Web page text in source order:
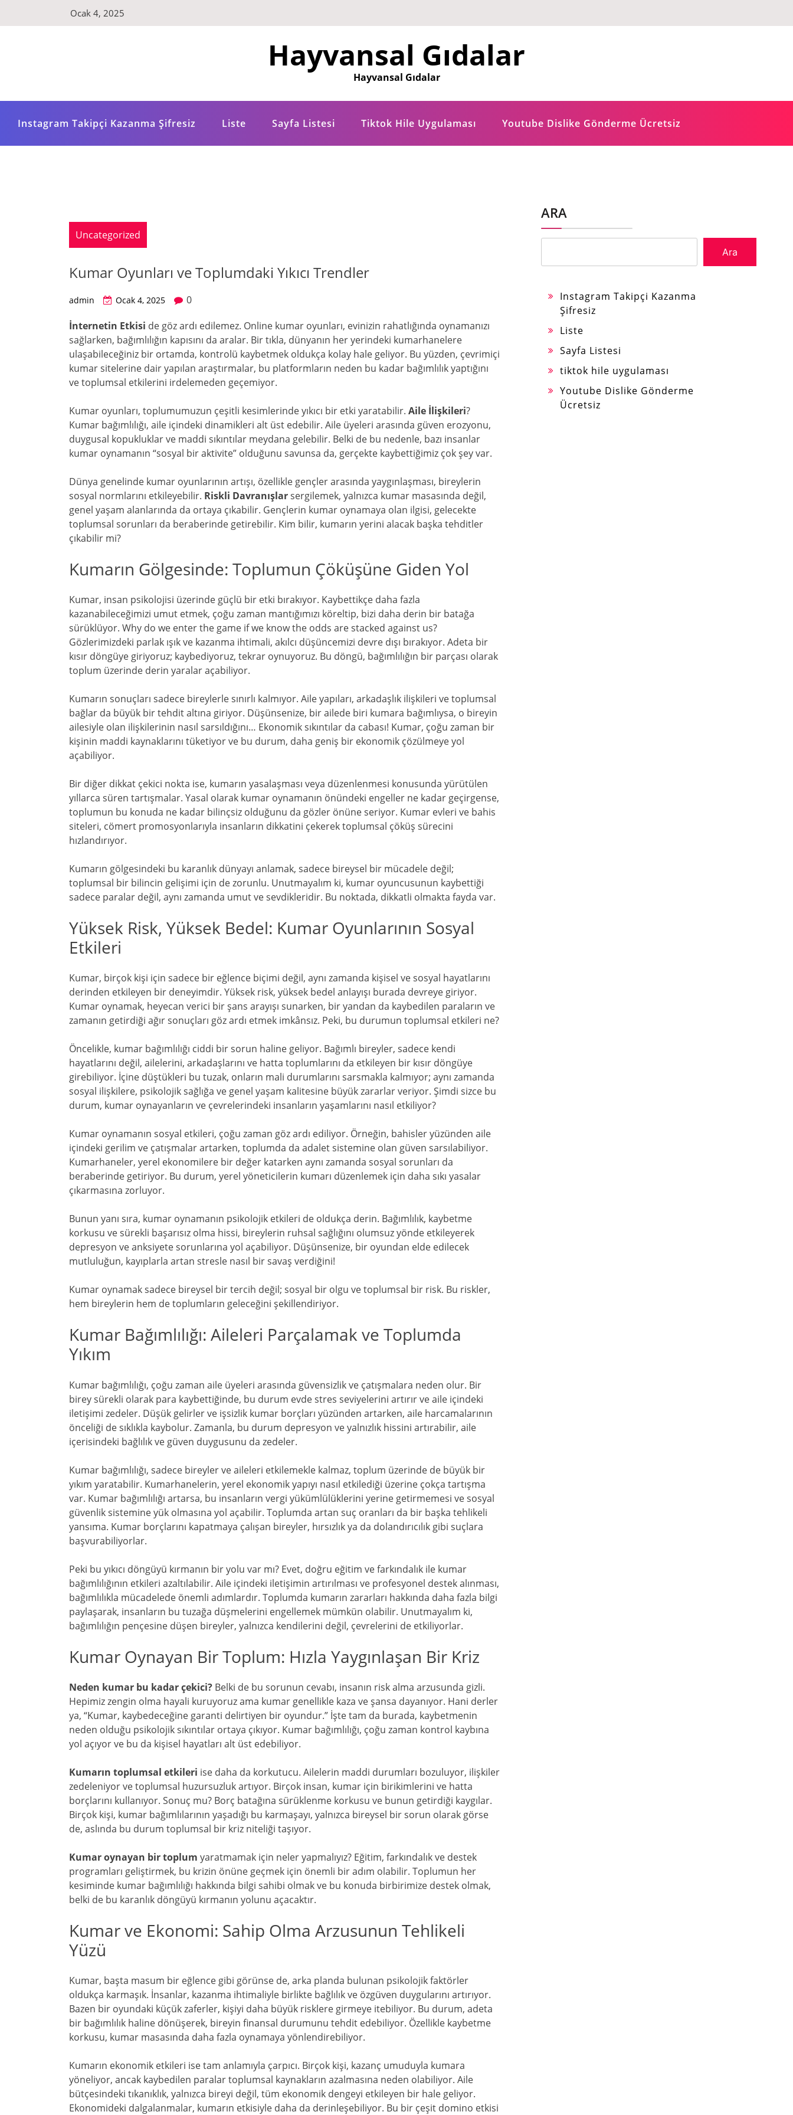
Ocak 4, 2025
Hayvansal Gıdalar
Hayvansal Gıdalar
Instagram Takipçi Kazanma Şifresiz Liste Sayfa Listesi Tiktok Hile Uygulaması Youtube Dislike Gönderme Ücretsiz
Uncategorized
Kumar Oyunları ve Toplumdaki Yıkıcı Trendler
admin Ocak 4, 2025
0
İnternetin Etkisi de göz ardı edilemez. Online kumar oyunları, evinizin rahatlığında oynamanızı
sağlarken, bağımlılığın kapısını da aralar. Bir tıkla, dünyanın her yerindeki kumarhanelere
ulaşabileceğiniz bir ortamda, kontrolü kaybetmek oldukça kolay hale geliyor. Bu yüzden, çevrimiçi
kumar sitelerine dair yapılan araştırmalar, bu platformların neden bu kadar bağımlılık yaptığını
ve toplumsal etkilerini irdelemeden geçemiyor.
Kumar oyunları, toplumumuzun çeşitli kesimlerinde yıkıcı bir etki yaratabilir. Aile İlişkileri?
Kumar bağımlılığı, aile içindeki dinamikleri alt üst edebilir. Aile üyeleri arasında güven erozyonu,
duygusal kopukluklar ve maddi sıkıntılar meydana gelebilir. Belki de bu nedenle, bazı insanlar
kumar oynamanın “sosyal bir aktivite” olduğunu savunsa da, gerçekte kaybettiğimiz çok şey var.
Dünya genelinde kumar oyunlarının artışı, özellikle gençler arasında yaygınlaşması, bireylerin
sosyal normlarını etkileyebilir. Riskli Davranışlarsergilemek, yalnızca kumar masasında değil,
genel yaşam alanlarında da ortaya çıkabilir. Gençlerin kumar oynamaya olan ilgisi, gelecekte
toplumsal sorunları da beraberinde getirebilir. Kim bilir, kumarın yerini alacak başka tehditler
çıkabilir mi?
Kumarın Gölgesinde: Toplumun Çöküşüne Giden Yol
Kumar, insan psikolojisi üzerinde güçlü bir etki bırakıyor. Kaybettikçe daha fazla
kazanabileceğimizi umut etmek, çoğu zaman mantığımızı köreltip, bizi daha derin bir batağa
sürüklüyor. Why do we enter the game if we know the odds are stacked against us?
Gözlerimizdeki parlak ışık ve kazanma ihtimali, akılcı düşüncemizi devre dışı bırakıyor. Adeta bir
kısır döngüye giriyoruz; kaybediyoruz, tekrar oynuyoruz. Bu döngü, bağımlılığın bir parçası olarak
toplum üzerinde derin yaralar açabiliyor.
Kumarın sonuçları sadece bireylerle sınırlı kalmıyor. Aile yapıları, arkadaşlık ilişkileri ve toplumsal
bağlar da büyük bir tehdit altına giriyor. Düşünsenize, bir ailede biri kumara bağımlıysa, o bireyin
ailesiyle olan ilişkilerinin nasıl sarsıldığını… Ekonomik sıkıntılar da cabası! Kumar, çoğu zaman bir
kişinin maddi kaynaklarını tüketiyor ve bu durum, daha geniş bir ekonomik çözülmeye yol
açabiliyor.
Bir diğer dikkat çekici nokta ise, kumarın yasalaşması veya düzenlenmesi konusunda yürütülen
yıllarca süren tartışmalar. Yasal olarak kumar oynamanın önündeki engeller ne kadar geçirgense,
toplumun bu konuda ne kadar bilinçsiz olduğunu da gözler önüne seriyor. Kumar evleri ve bahis
siteleri, cömert promosyonlarıyla insanların dikkatini çekerek toplumsal çöküş sürecini
hızlandırıyor.
Kumarın gölgesindeki bu karanlık dünyayı anlamak, sadece bireysel bir mücadele değil;
toplumsal bir bilincin gelişimi için de zorunlu. Unutmayalım ki, kumar oyuncusunun kaybettiği
sadece paralar değil, aynı zamanda umut ve sevdikleridir. Bu noktada, dikkatli olmakta fayda var.
Yüksek Risk, Yüksek Bedel: Kumar Oyunlarının Sosyal
Etkileri
Kumar, birçok kişi için sadece bir eğlence biçimi değil, aynı zamanda kişisel ve sosyal hayatlarını
derinden etkileyen bir deneyimdir. Yüksek risk, yüksek bedel anlayışı burada devreye giriyor.
Kumar oynamak, heyecan verici bir şans arayışı sunarken, bir yandan da kaybedilen paraların ve
zamanın getirdiği ağır sonuçları göz ardı etmek imkânsız. Peki, bu durumun toplumsal etkileri ne?
Öncelikle, kumar bağımlılığı ciddi bir sorun haline geliyor. Bağımlı bireyler, sadece kendi
hayatlarını değil, ailelerini, arkadaşlarını ve hatta toplumlarını da etkileyen bir kısır döngüye
girebiliyor. İçine düştükleri bu tuzak, onların mali durumlarını sarsmakla kalmıyor; aynı zamanda
sosyal ilişkilere, psikolojik sağlığa ve genel yaşam kalitesine büyük zararlar veriyor. Şimdi sizce bu
durum, kumar oynayanların ve çevrelerindeki insanların yaşamlarını nasıl etkiliyor?
Kumar oynamanın sosyal etkileri, çoğu zaman göz ardı ediliyor. Örneğin, bahisler yüzünden aile
içindeki gerilim ve çatışmalar artarken, toplumda da adalet sistemine olan güven sarsılabiliyor.
Kumarhaneler, yerel ekonomilere bir değer katarken aynı zamanda sosyal sorunları da
beraberinde getiriyor. Bu durum, yerel yöneticilerin kumarı düzenlemek için daha sıkı yasalar
çıkarmasına zorluyor.
Bunun yanı sıra, kumar oynamanın psikolojik etkileri de oldukça derin. Bağımlılık, kaybetme
korkusu ve sürekli başarısız olma hissi, bireylerin ruhsal sağlığını olumsuz yönde etkileyerek
depresyon ve anksiyete sorunlarına yol açabiliyor. Düşünsenize, bir oyundan elde edilecek
mutluluğun, kayıplarla artan stresle nasıl bir savaş verdiğini!
Kumar oynamak sadece bireysel bir tercih değil; sosyal bir olgu ve toplumsal bir risk. Bu riskler,
hem bireylerin hem de toplumların geleceğini şekillendiriyor.
Kumar Bağımlılığı: Aileleri Parçalamak ve Toplumda
Yıkım
Kumar bağımlılığı, çoğu zaman aile üyeleri arasında güvensizlik ve çatışmalara neden olur. Bir
birey sürekli olarak para kaybettiğinde, bu durum evde stres seviyelerini artırır ve aile içindeki
iletişimi zedeler. Düşük gelirler ve işsizlik kumar borçları yüzünden artarken, aile harcamalarının
önceliği de sıklıkla kaybolur. Zamanla, bu durum depresyon ve yalnızlık hissini artırabilir, aile
içerisindeki bağlılık ve güven duygusunu da zedeler.
Kumar bağımlılığı, sadece bireyler ve aileleri etkilemekle kalmaz, toplum üzerinde de büyük bir
yıkım yaratabilir. Kumarhanelerin, yerel ekonomik yapıyı nasıl etkilediği üzerine çokça tartışma
var. Kumar bağımlılığı artarsa, bu insanların vergi yükümlülüklerini yerine getirmemesi ve sosyal
güvenlik sistemine yük olmasına yol açabilir. Toplumda artan suç oranları da bir başka tehlikeli
yansıma. Kumar borçlarını kapatmaya çalışan bireyler, hırsızlık ya da dolandırıcılık gibi suçlara
başvurabiliyorlar.
Peki bu yıkıcı döngüyü kırmanın bir yolu var mı? Evet, doğru eğitim ve farkındalık ile kumar
bağımlılığının etkileri azaltılabilir. Aile içindeki iletişimin artırılması ve profesyonel destek alınması,
bağımlılıkla mücadelede önemli adımlardır. Toplumda kumarın zararları hakkında daha fazla bilgi
paylaşarak, insanların bu tuzağa düşmelerini engellemek mümkün olabilir. Unutmayalım ki,
bağımlılığın pençesine düşen bireyler, yalnızca kendilerini değil, çevrelerini de etkiliyorlar.
Kumar Oynayan Bir Toplum: Hızla Yaygınlaşan Bir Kriz
Neden kumar bu kadar çekici? Belki de bu sorunun cevabı, insanın risk alma arzusunda gizli.
Hepimiz zengin olma hayali kuruyoruz ama kumar genellikle kaza ve şansa dayanıyor. Hani derler
ya, “Kumar, kaybedeceğine garanti delirtiyen bir oyundur.” İşte tam da burada, kaybetmenin
neden olduğu psikolojik sıkıntılar ortaya çıkıyor. Kumar bağımlılığı, çoğu zaman kontrol kaybına
yol açıyor ve bu da kişisel hayatları alt üst edebiliyor.
Kumarın toplumsal etkileri ise daha da korkutucu. Ailelerin maddi durumları bozuluyor, ilişkiler
zedeleniyor ve toplumsal huzursuzluk artıyor. Birçok insan, kumar için birikimlerini ve hatta
borçlarını kullanıyor. Sonuç mu? Borç batağına sürüklenme korkusu ve bunun getirdiği kaygılar.
Birçok kişi, kumar bağımlılarının yaşadığı bu karmaşayı, yalnızca bireysel bir sorun olarak görse
de, aslında bu durum toplumsal bir kriz niteliği taşıyor.
Kumar oynayan bir toplum yaratmamak için neler yapmalıyız? Eğitim, farkındalık ve destek
programları geliştirmek, bu krizin önüne geçmek için önemli bir adım olabilir. Toplumun her
kesiminde kumar bağımlılığı hakkında bilgi sahibi olmak ve bu konuda birbirimize destek olmak,
belki de bu karanlık döngüyü kırmanın yolunu açacaktır.
Kumar ve Ekonomi: Sahip Olma Arzusunun Tehlikeli
Yüzü
Kumar, başta masum bir eğlence gibi görünse de, arka planda bulunan psikolojik faktörler
oldukça karmaşık. İnsanlar, kazanma ihtimaliyle birlikte bağlılık ve özgüven duygularını artırıyor.
Bazen bir oyundaki küçük zaferler, kişiyi daha büyük risklere girmeye itebiliyor. Bu durum, adeta
bir bağımlılık haline dönüşerek, bireyin finansal durumunu tehdit edebiliyor. Özellikle kaybetme
korkusu, kumar masasında daha fazla oynamaya yönlendirebiliyor.
Kumarın ekonomik etkileri ise tam anlamıyla çarpıcı. Birçok kişi, kazanç umuduyla kumara
yöneliyor, ancak kaybedilen paralar toplumsal kaynakların azalmasına neden olabiliyor. Aile
bütçesindeki tıkanıklık, yalnızca bireyi değil, tüm ekonomik dengeyi etkileyen bir hale geliyor.
Ekonomideki dalgalanmalar, kumarın etkisiyle daha da derinleşebiliyor. Bu bir çeşit domino etkisi
ARA
Ara
Instagram Takipçi Kazanma
Şifresiz
Liste
Sayfa Listesi
tiktok hile uygulaması
Youtube Dislike Gönderme
Ücretsiz